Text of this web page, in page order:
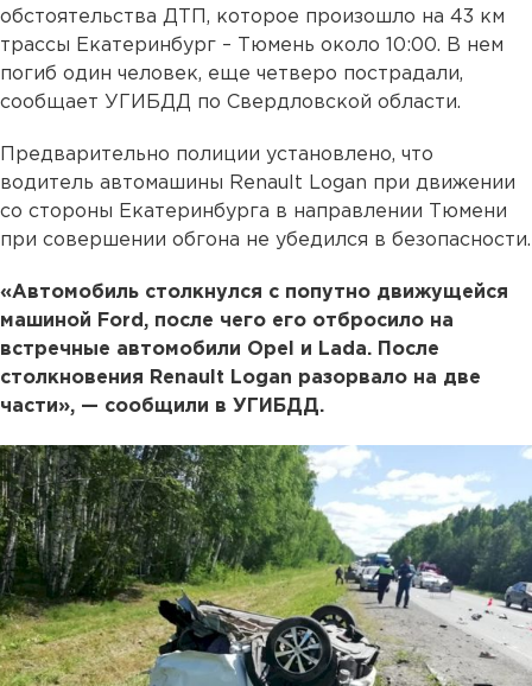
обстоятельства ДТП, которое произошло на 43 км
трассы Екатеринбург – Тюмень около 10:00. В нем
погиб один человек, еще четверо пострадали,
сообщает УГИБДД по Свердловской области.
Предварительно полиции установлено, что
водитель автомашины Renault Logan при движении
со стороны Екатеринбурга в направлении Тюмени
при совершении обгона не убедился в безопасности.
«Автомобиль столкнулся с попутно движущейся
машиной Ford, после чего его отбросило на
встречные автомобили Opel и Lada. После
столкновения Renault Logan разорвало на две
части», — сообщили в УГИБДД.